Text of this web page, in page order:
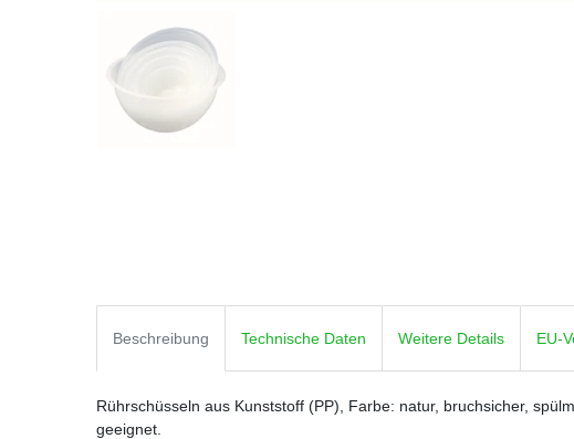
Beschreibung Technische Daten Weitere Details EU-
Rührschüsseln aus Kunststoff (PP), Farbe: natur, bruchsicher,
geeignet.